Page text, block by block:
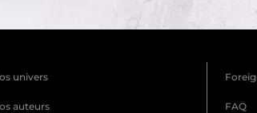
univers
auteurs FAQ